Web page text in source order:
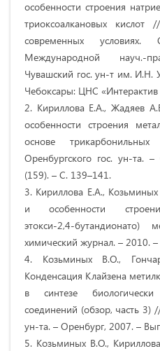
особенности строения
триоксоалкановых
современных
Международной науч.-
Чувашский гос. ун-т им. И.Н.
Чебоксары: ЦНС
2. Кириллова Е.А., Жадяев
особенности строения
основе
Оренбургского гос. ун-та.
(159). – С. 139–141.
3. Кириллова Е.А.,
и особенности
этокси-2,4-
химический журнал. – 2010.
4. Козьминых В.О.,
Конденсация Клайзена
в синтезе
соединений (обзор, часть 3)
ун-та. – Оренбург, 2007. –
5. Козьминых В.О.,